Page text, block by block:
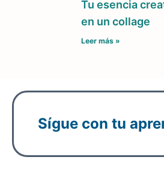
Tu esencia
en un collage
Leer más »
Sígue con tu